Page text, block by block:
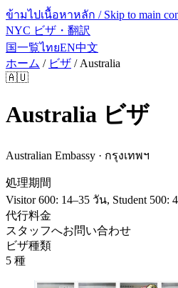
ข้ามไปเนื้อหาหลัก / Skip to main
NYC ビザ・翻訳
国一覧ไทยEN中文
ホーム / ビザ / Australia
🇦🇺
Australia ビザ
Australian Embassy · กรุงเทพฯ
処理期間
Visitor 600: 14–35 วัน, Student 500:
代行料金
スタッフへお問い合わせ
ビザ種類
5 種